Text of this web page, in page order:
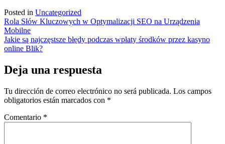
Posted in Uncategorized
Navegación
de
entradas
Rola Słów Kluczowych w Optymalizacji SEO na Urządzenia
Mobilne
Jakie są najczęstsze błędy podczas wpłaty środków przez kasyno
online Blik?
Deja una respuesta
Tu dirección de correo electrónico no será publicada. Los campos
obligatorios están marcados con *
Comentario *